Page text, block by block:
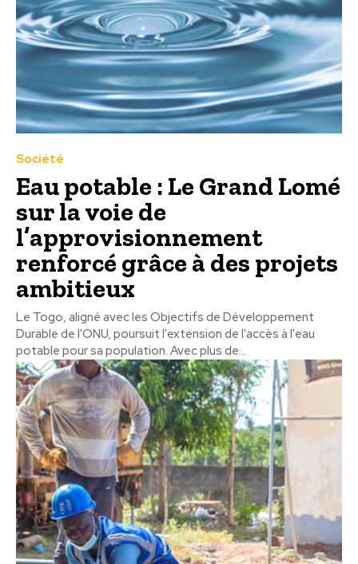
Société
Eau potable : Le Grand Lomé
sur la voie de
l’approvisionnement
renforcé grâce à des projets
ambitieux
Le Togo, aligné avec les Objectifs de Développement
Durable de l'ONU, poursuit l'extension de l'accès à l'eau
potable pour sa population. Avec plus de...